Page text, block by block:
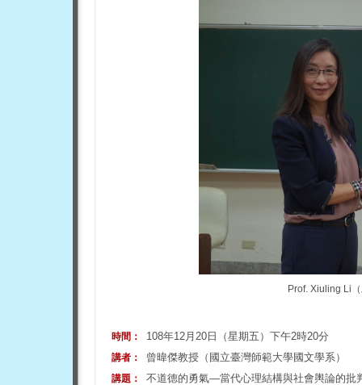
Prof. Xiuling Li
時間： 108年12月20日（星期五）下午2時20分
講者： 曾暐傑教授（國立臺灣師範大學國文學系）
講題：
不道德的勇氣—當代心理結構與社會輿論的批